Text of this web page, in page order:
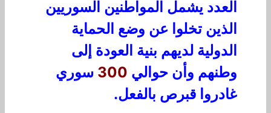
العدد يشمل المواطنين السوريين
الذين تخلوا عن وضع الحماية
الدولية لديهم بنية العودة إلى
وطنهم وأن حوالي 300 سوري
غادروا قبرص بالفعل.